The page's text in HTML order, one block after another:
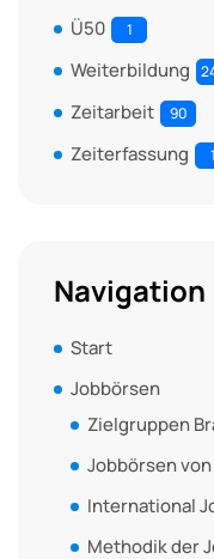
Ü50 1
Weiterbildung
Zeitarbeit 90
Zeiterfassung 1
Navigation
Start
Jobbörsen
Zielgruppen
Jobbörsen von
International
Methodik der